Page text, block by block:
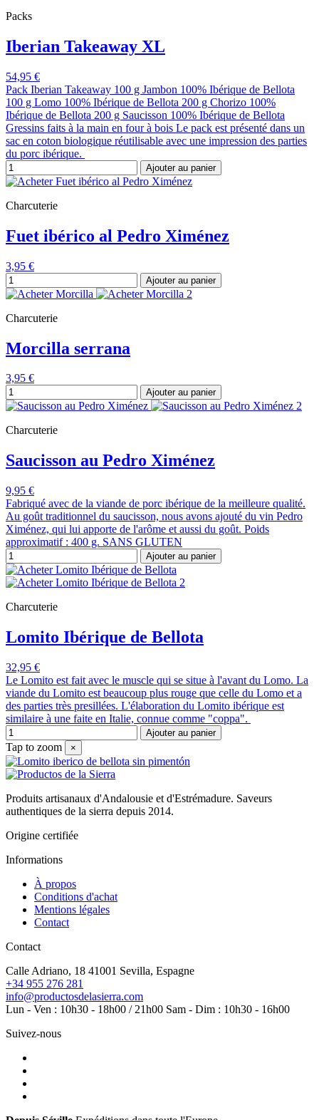
Packs
Iberian Takeaway XL
54,95 €
Pack Iberian Takeaway 100 g Jambon 100% Ibérique de Bellota
100 g Lomo 100% Ibérique de Bellota 200 g Chorizo 100%
Ibérique de Bellota 200 g Saucisson 100% Ibérique de Bellota
Gressins faits à la main en four à bois Le pack est présenté dans un
sac en coton biologique réutilisable avec une impression des parties
du porc ibérique.
Ajouter au panier
Charcuterie
Fuet ibérico al Pedro Ximénez
3,95 €
Ajouter au panier
Charcuterie
Morcilla serrana
3,95 €
Ajouter au panier
Charcuterie
Saucisson au Pedro Ximénez
9,95 €
Fabriqué avec de la viande de porc ibérique de la meilleure qualité.
Au goût traditionnel du saucisson, nous avons ajouté du vin Pedro
Ximénez, qui lui apporte de l'arôme et aussi du goût. Poids
approximatif : 400 g. SANS GLUTEN
Ajouter au panier
Charcuterie
Lomito Ibérique de Bellota
32,95 €
Le Lomito est fait avec le muscle qui se situe à l'avant du Lomo. La
viande du Lomito est beaucoup plus rouge que celle du Lomo et a
des parties très presillées. L'élaboration du Lomito ibérique est
similaire à une faite en Italie, connue comme "coppa".
Ajouter au panier
Tap to zoom ×
Produits artisanaux d'Andalousie et d'Estrémadure. Saveurs
authentiques de la sierra depuis 2014.
Origine certifiée
Informations
À propos
Conditions d'achat
Mentions légales
Contact
Contact
Calle Adriano, 18 41001 Sevilla, Espagne
+34 955 276 281
info@productosdelasierra.com
Lun - Ven : 10h30 - 18h00 / 21h00 Sam - Dim : 10h30 - 16h00
Suivez-nous